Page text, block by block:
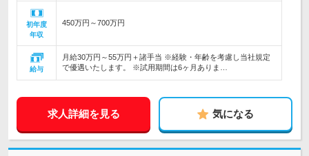
初年度
年収
450万円～700万円
給与
月給30万円～55万円＋諸手当 ※経験・年齢を考慮し当社規定
で優遇いたします。 ※試用期間は6ヶ月ありま…
求人詳細を見る 気になる